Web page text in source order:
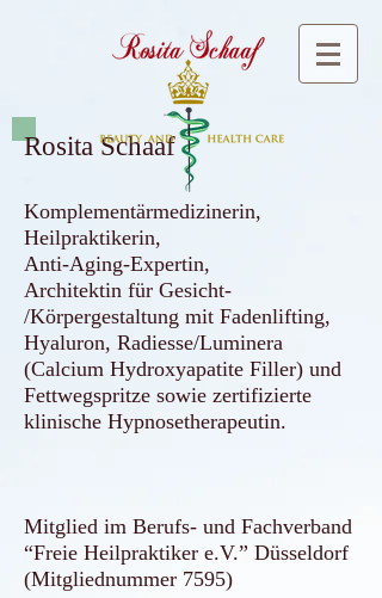
Rosita Schaaf
Komplementärmedizinerin,
Heilpraktikerin,
Anti-Aging-Expertin,
Architektin für Gesicht-
/Körpergestaltung mit Fadenlifting,
Hyaluron, Radiesse/Luminera
(Calcium Hydroxyapatite Filler) und
Fettwegspritze sowie zertifizierte
klinische Hypnosetherapeutin.
Mitglied im Berufs- und Fachverband
“Freie Heilpraktiker e.V.” Düsseldorf
(Mitgliednummer 7595)